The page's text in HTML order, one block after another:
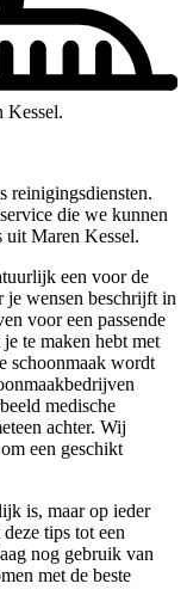
Kessel.
reinigingsdiensten.
die we kunnen
uit Maren Kessel.
een voor de
je wensen beschrijft in
voor een passende
te maken hebt met
schoonmaak wordt
medische
achter. Wij
een geschikt
is, maar op ieder
tips tot een
nog gebruik van
met de beste